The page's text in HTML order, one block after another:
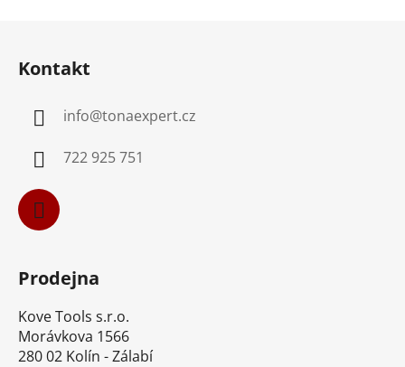
Kontakt
info@tonaexpert.cz
722 925 751
Prodejna
Kove Tools s.r.o.
Morávkova 1566
280 02 Kolín - Zálabí